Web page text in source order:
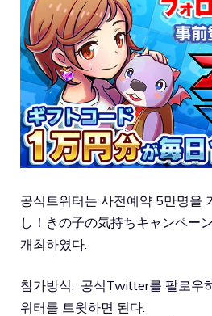
공식트위터는 사전예약 5만명을
し！きの子の気持ちキャンペー
개최하였다.
참가방식: 공식Twitter를 팔로우
위터를 트윗하면 된다.